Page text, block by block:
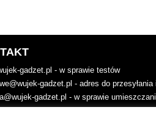
gadzet.pl - w sprawie testów
gadzet.pl - adres do
gadzet.pl - w sprawie